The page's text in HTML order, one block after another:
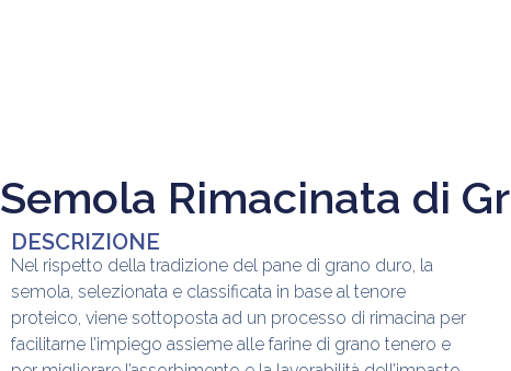
Semola Rimacinata di
DESCRIZIONE
Nel rispetto della tradizione del pane di grano duro, la
semola, selezionata e classificata in base al tenore
proteico, viene sottoposta ad un processo di rimacina per
facilitarne l’impiego assieme alle farine di grano tenero e